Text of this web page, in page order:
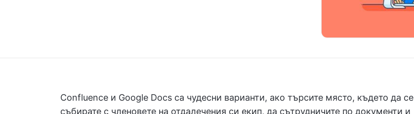
Confluence и Google Docs са чудесни варианти, ако търсите място, където да се
събирате с членовете на отдалечения си екип, да сътрудничите по документи и